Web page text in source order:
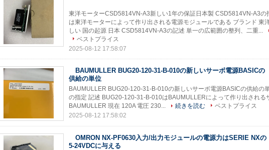
東洋モーターCSD5814VN-A3新しい1年の保証日本製 CSD5814VN-A3の
は東洋モーターによって作り出される電源モジュールである ブランド 東
しい 国の起源 日本 CSD5814VN-A3の記述 単一の広範囲の整列、二重...
ベストプライス
2025-08-12 17:58:07
BAUMULLER BUG20-120-31-B-010の新しいサーボ電源BASICの
供給の単位
BAUMULLER BUG20-120-31-B-010の新しいサーボ電源BASICの供給の
の指定 記述 BUG20-120-31-B-010はBAUMULLERによって作り出される
BAUMULLER 現在 120A 電圧 230...
続きを読む
ベストプライス
2025-08-12 17:58:02
OMRON NX-PF0630入力/出力モジュールの電源力はSERIE NXの
5-24VDCに与える